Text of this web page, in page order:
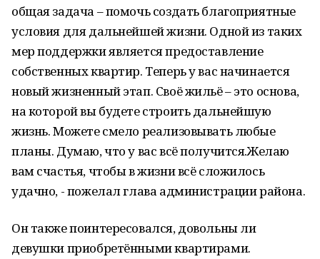
общая задача – помочь создать благоприятные
условия для дальнейшей жизни. Одной из таких
мер поддержки является предоставление
собственных квартир. Теперь у вас начинается
новый жизненный этап. Своё жильё – это основа,
на которой вы будете строить дальнейшую
жизнь. Можете смело реализовывать любые
планы. Думаю, что у вас всё получится.Желаю
вам счастья, чтобы в жизни всё сложилось
удачно, - пожелал глава администрации района.
Он также поинтересовался, довольны ли
девушки приобретёнными квартирами.